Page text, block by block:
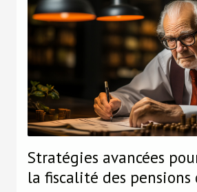
Stratégies avancées
la fiscalité des